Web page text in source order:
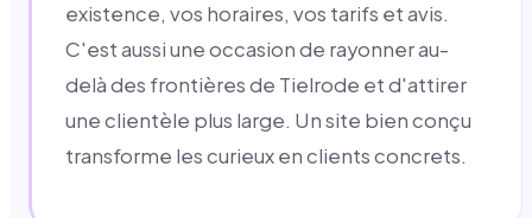
existence, vos horaires, vos tarifs et avis.
C'est aussi une occasion de rayonner au-
delà des frontières de Tielrode et d'attirer
une clientèle plus large. Un site bien conçu
transforme les curieux en clients concrets.